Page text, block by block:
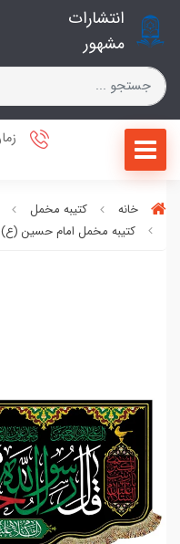
انتشارات
مشهور
خانه کتیبه مخمل
کتیبه مخمل امام حسین (ع)